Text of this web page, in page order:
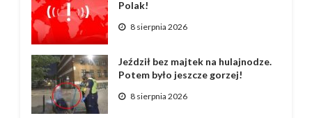
Polak!
8 sierpnia 2026
Jeździł bez majtek na hulajnodze.
Potem było jeszcze gorzej!
8 sierpnia 2026